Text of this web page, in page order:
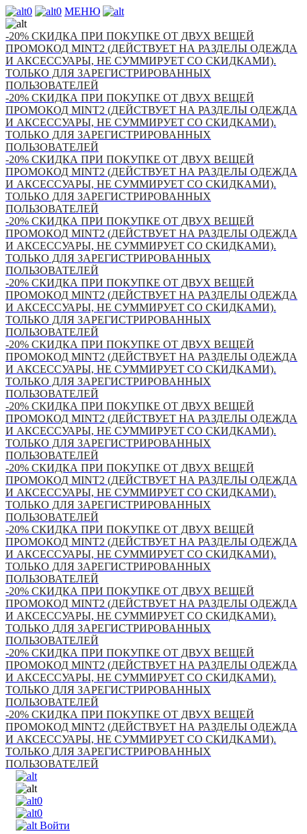
0 0 МЕНЮ
-20% СКИДКА ПРИ ПОКУПКЕ ОТ ДВУХ ВЕЩЕЙ
ПРОМОКОД MINT2 (ДЕЙСТВУЕТ НА РАЗДЕЛЫ ОДЕЖДА
И АКСЕССУАРЫ, НЕ СУММИРУЕТ СО СКИДКАМИ).
ТОЛЬКО ДЛЯ ЗАРЕГИСТРИРОВАННЫХ
ПОЛЬЗОВАТЕЛЕЙ
-20% СКИДКА ПРИ ПОКУПКЕ ОТ ДВУХ ВЕЩЕЙ
ПРОМОКОД MINT2 (ДЕЙСТВУЕТ НА РАЗДЕЛЫ ОДЕЖДА
И АКСЕССУАРЫ, НЕ СУММИРУЕТ СО СКИДКАМИ).
ТОЛЬКО ДЛЯ ЗАРЕГИСТРИРОВАННЫХ
ПОЛЬЗОВАТЕЛЕЙ
-20% СКИДКА ПРИ ПОКУПКЕ ОТ ДВУХ ВЕЩЕЙ
ПРОМОКОД MINT2 (ДЕЙСТВУЕТ НА РАЗДЕЛЫ ОДЕЖДА
И АКСЕССУАРЫ, НЕ СУММИРУЕТ СО СКИДКАМИ).
ТОЛЬКО ДЛЯ ЗАРЕГИСТРИРОВАННЫХ
ПОЛЬЗОВАТЕЛЕЙ
-20% СКИДКА ПРИ ПОКУПКЕ ОТ ДВУХ ВЕЩЕЙ
ПРОМОКОД MINT2 (ДЕЙСТВУЕТ НА РАЗДЕЛЫ ОДЕЖДА
И АКСЕССУАРЫ, НЕ СУММИРУЕТ СО СКИДКАМИ).
ТОЛЬКО ДЛЯ ЗАРЕГИСТРИРОВАННЫХ
ПОЛЬЗОВАТЕЛЕЙ
-20% СКИДКА ПРИ ПОКУПКЕ ОТ ДВУХ ВЕЩЕЙ
ПРОМОКОД MINT2 (ДЕЙСТВУЕТ НА РАЗДЕЛЫ ОДЕЖДА
И АКСЕССУАРЫ, НЕ СУММИРУЕТ СО СКИДКАМИ).
ТОЛЬКО ДЛЯ ЗАРЕГИСТРИРОВАННЫХ
ПОЛЬЗОВАТЕЛЕЙ
-20% СКИДКА ПРИ ПОКУПКЕ ОТ ДВУХ ВЕЩЕЙ
ПРОМОКОД MINT2 (ДЕЙСТВУЕТ НА РАЗДЕЛЫ ОДЕЖДА
И АКСЕССУАРЫ, НЕ СУММИРУЕТ СО СКИДКАМИ).
ТОЛЬКО ДЛЯ ЗАРЕГИСТРИРОВАННЫХ
ПОЛЬЗОВАТЕЛЕЙ
-20% СКИДКА ПРИ ПОКУПКЕ ОТ ДВУХ ВЕЩЕЙ
ПРОМОКОД MINT2 (ДЕЙСТВУЕТ НА РАЗДЕЛЫ ОДЕЖДА
И АКСЕССУАРЫ, НЕ СУММИРУЕТ СО СКИДКАМИ).
ТОЛЬКО ДЛЯ ЗАРЕГИСТРИРОВАННЫХ
ПОЛЬЗОВАТЕЛЕЙ
-20% СКИДКА ПРИ ПОКУПКЕ ОТ ДВУХ ВЕЩЕЙ
ПРОМОКОД MINT2 (ДЕЙСТВУЕТ НА РАЗДЕЛЫ ОДЕЖДА
И АКСЕССУАРЫ, НЕ СУММИРУЕТ СО СКИДКАМИ).
ТОЛЬКО ДЛЯ ЗАРЕГИСТРИРОВАННЫХ
ПОЛЬЗОВАТЕЛЕЙ
-20% СКИДКА ПРИ ПОКУПКЕ ОТ ДВУХ ВЕЩЕЙ
ПРОМОКОД MINT2 (ДЕЙСТВУЕТ НА РАЗДЕЛЫ ОДЕЖДА
И АКСЕССУАРЫ, НЕ СУММИРУЕТ СО СКИДКАМИ).
ТОЛЬКО ДЛЯ ЗАРЕГИСТРИРОВАННЫХ
ПОЛЬЗОВАТЕЛЕЙ
-20% СКИДКА ПРИ ПОКУПКЕ ОТ ДВУХ ВЕЩЕЙ
ПРОМОКОД MINT2 (ДЕЙСТВУЕТ НА РАЗДЕЛЫ ОДЕЖДА
И АКСЕССУАРЫ, НЕ СУММИРУЕТ СО СКИДКАМИ).
ТОЛЬКО ДЛЯ ЗАРЕГИСТРИРОВАННЫХ
ПОЛЬЗОВАТЕЛЕЙ
-20% СКИДКА ПРИ ПОКУПКЕ ОТ ДВУХ ВЕЩЕЙ
ПРОМОКОД MINT2 (ДЕЙСТВУЕТ НА РАЗДЕЛЫ ОДЕЖДА
И АКСЕССУАРЫ, НЕ СУММИРУЕТ СО СКИДКАМИ).
ТОЛЬКО ДЛЯ ЗАРЕГИСТРИРОВАННЫХ
ПОЛЬЗОВАТЕЛЕЙ
-20% СКИДКА ПРИ ПОКУПКЕ ОТ ДВУХ ВЕЩЕЙ
ПРОМОКОД MINT2 (ДЕЙСТВУЕТ НА РАЗДЕЛЫ ОДЕЖДА
И АКСЕССУАРЫ, НЕ СУММИРУЕТ СО СКИДКАМИ).
ТОЛЬКО ДЛЯ ЗАРЕГИСТРИРОВАННЫХ
ПОЛЬЗОВАТЕЛЕЙ
0
0
Войти